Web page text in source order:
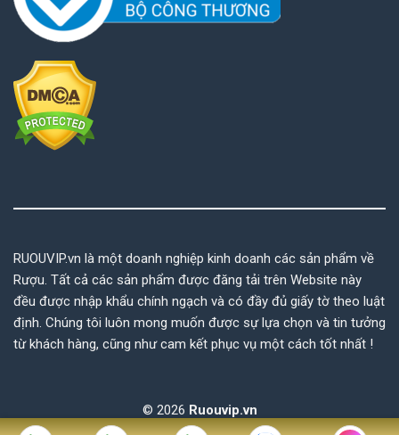
RUOUVIP.vn là một doanh nghiệp kinh doanh các sản phẩm về
Rượu. Tất cả các sản phẩm được đăng tải trên Website này
đều được nhập khẩu chính ngạch và có đầy đủ giấy tờ theo luật
định. Chúng tôi luôn mong muốn được sự lựa chọn và tin tưởng
từ khách hàng, cũng như cam kết phục vụ một cách tốt nhất !
© 2026 Ruouvip.vn